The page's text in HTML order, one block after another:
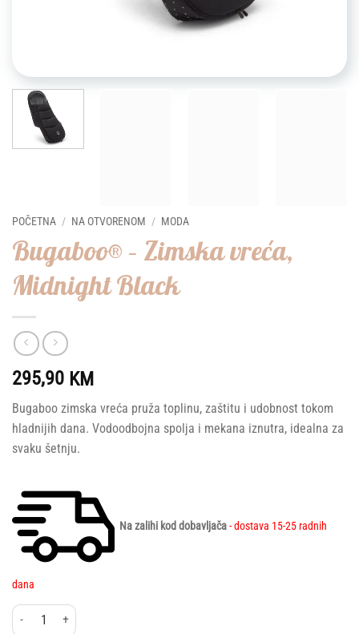
POČETNA / NA OTVORENOM / MODA
Bugaboo® – Zimska vreća,
Midnight Black
295,90 KM
Bugaboo zimska vreća pruža toplinu, zaštitu i udobnost tokom
hladnijih dana. Vodoodbojna spolja i mekana iznutra, idealna za
svaku šetnju.
Na zalihi kod dobavljača- dostava 15-25 radnih
dana
Bugaboo® - Zimska vreća, Midnight Black količina